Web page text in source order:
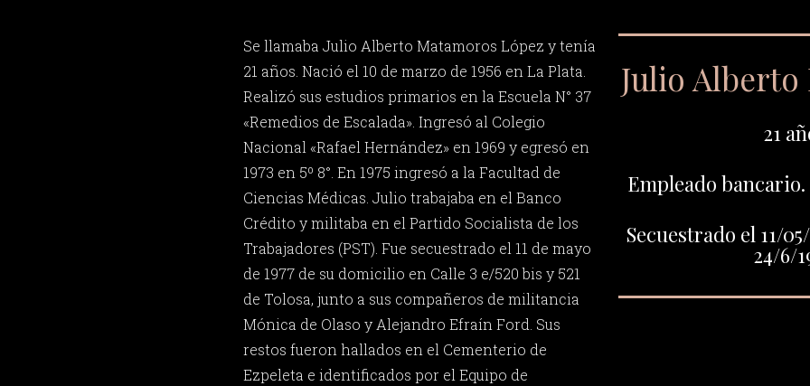
Se llamaba Julio Alberto Matamoros López y tenía
21 años. Nació el 10 de marzo de 1956 en La Plata.
Realizó sus estudios primarios en la Escuela N° 37
«Remedios de Escalada». Ingresó al Colegio
Nacional «Rafael Hernández» en 1969 y egresó en
1973 en 5º 8°. En 1975 ingresó a la Facultad de
Ciencias Médicas. Julio trabajaba en el Banco
Crédito y militaba en el Partido Socialista de los
Trabajadores (PST). Fue secuestrado el 11 de mayo
de 1977 de su domicilio en Calle 3 e/520 bis y 521
de Tolosa, junto a sus compañeros de militancia
Mónica de Olaso y Alejandro Efraín Ford. Sus
restos fueron hallados en el Cementerio de
Ezpeleta e identificados por el Equipo de
Julio
21
Empleado
Secuestrado el 11/
24/6/